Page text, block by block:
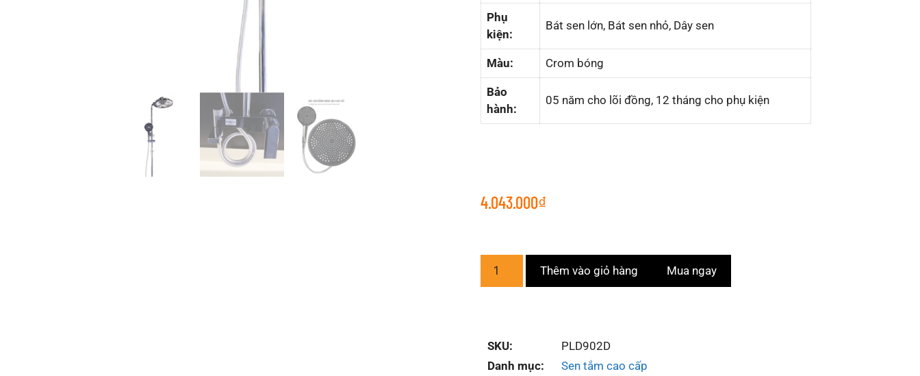
Phụ
kiện:
Bát sen lớn, Bát sen nhỏ, Dây sen
Màu: Crom bóng
Bảo
hành:
05 năm cho lõi đồng, 12 tháng cho phụ kiện
4.043.000₫
Thêm vào giỏ hàng Mua ngay
SKU:
PLD902D
Danh mục:
Sen tắm cao cấp